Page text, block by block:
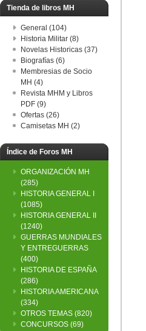
Tienda de libros MH
General (104)
Historia Militar (8)
Novelas Historicas (37)
Biografías (6)
Membresias de Socio
MH (4)
Revista MHM y Libros
PDF (9)
Ofertas (26)
Camisetas MH (2)
Índice de Foros MH
ORGANIZACIÓN MH
(285)
HISTORIA GENERAL I
(1085)
HISTORIA GENERAL II
(1240)
GUERRAS MUNDIALES
Y ENTREGUERRAS
(400)
HISTORIA DE ESPAÑA
(286)
HISTORIA AMERICANA
(334)
OTROS TEMAS (820)
CONCURSOS (69)